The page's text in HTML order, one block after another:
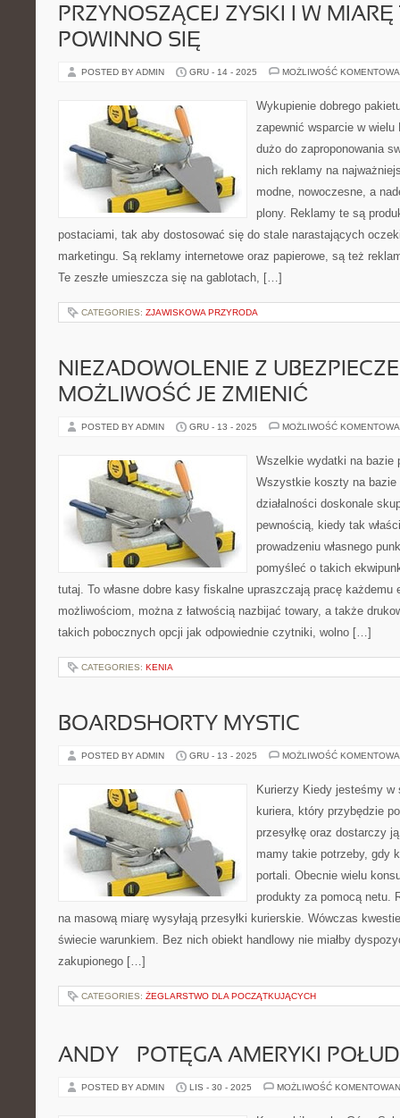
PRZYNOSZĄCEJ ZYSKI I W MIARĘ
POWINNO SIĘ
POSTED BY ADMIN GRU - 14 - 2025 MOŻLIWOŚĆ
Wykupienie dobrego
zapewnić wsparcie w
dużo do zaproponowania
nich reklamy na
modne, nowoczesne, a
plony. Reklamy te są
postaciami, tak aby dostosować się do stale narastających
marketingu. Są reklamy internetowe oraz papierowe, są też
Te zeszłe umieszcza się na gablotach, […]
CATEGORIES: ZJAWISKOWA PRZYRODA
NIEZADOWOLENIE Z
MOŻLIWOŚĆ JE ZMIENIĆ
POSTED BY ADMIN GRU - 13 - 2025 MOŻLIWOŚĆ
Wszelkie wydatki na bazie
Wszystkie koszty na bazie
działalności doskonale
pewnością, kiedy tak
prowadzeniu własnego
pomyśleć o takich
tutaj. To własne dobre kasy fiskalne upraszczają pracę każdemu
możliwościom, można z łatwością nazbijać towary, a także
takich pobocznych opcji jak odpowiednie czytniki, wolno […]
CATEGORIES: KENIA
BOARDSHORTY MYSTIC
POSTED BY ADMIN GRU - 13 - 2025 MOŻLIWOŚĆ
Kurierzy Kiedy jesteśmy w
kuriera, który przybędzie
przesyłkę oraz dostarczy
mamy takie potrzeby, gdy
portali. Obecnie wielu
produkty za pomocą netu.
na masową miarę wysyłają przesyłki kurierskie. Wówczas
świecie warunkiem. Bez nich obiekt handlowy nie miałby
zakupionego […]
CATEGORIES: ŻEGLARSTWO DLA POCZĄTKUJĄCYCH
ANDY – POTĘGA AMERYKI
POSTED BY ADMIN LIS - 30 - 2025 MOŻLIWOŚĆ